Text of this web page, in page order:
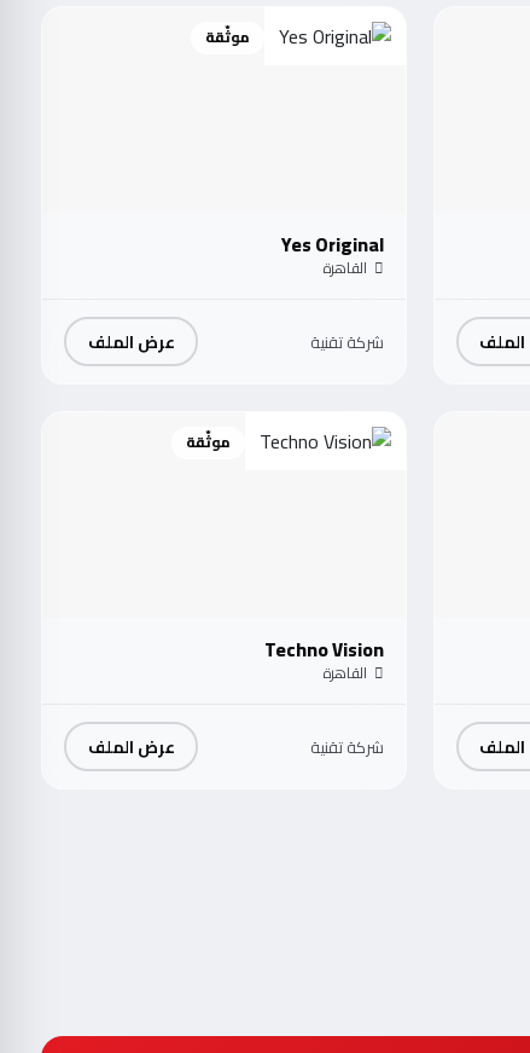
موثّقة
Yes Original
القاهرة
شركة تقنية عرض الملف
موثّقة
Techno Vision
القاهرة
شركة تقنية عرض الملف